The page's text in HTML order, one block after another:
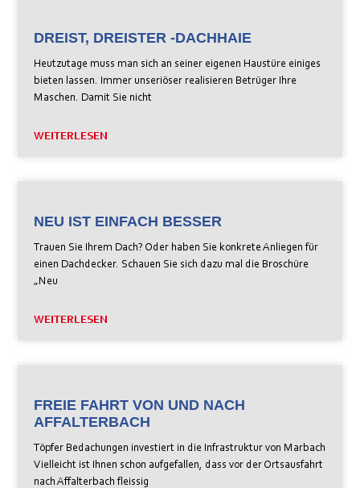
DREIST, DREISTER -DACHHAIE
Heutzutage muss man sich an seiner eigenen Haustüre einiges
bieten lassen. Immer unseriöser realisieren Betrüger Ihre
Maschen. Damit Sie nicht
WEITERLESEN
NEU IST EINFACH BESSER
Trauen Sie Ihrem Dach? Oder haben Sie konkrete Anliegen für
einen Dachdecker. Schauen Sie sich dazu mal die Broschüre
„Neu
WEITERLESEN
FREIE FAHRT VON UND NACH
AFFALTERBACH
Töpfer Bedachungen investiert in die Infrastruktur von Marbach
Vielleicht ist Ihnen schon aufgefallen, dass vor der Ortsausfahrt
nach Affalterbach fleissig